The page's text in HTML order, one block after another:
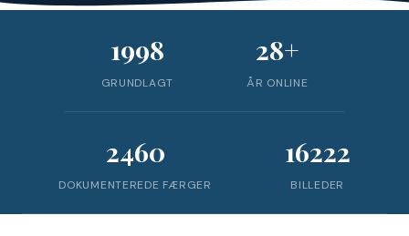
1998
GRUNDLAGT
28+
ÅR ONLINE
2460
DOKUMENTEREDE FÆRGER
16222
BILLEDER